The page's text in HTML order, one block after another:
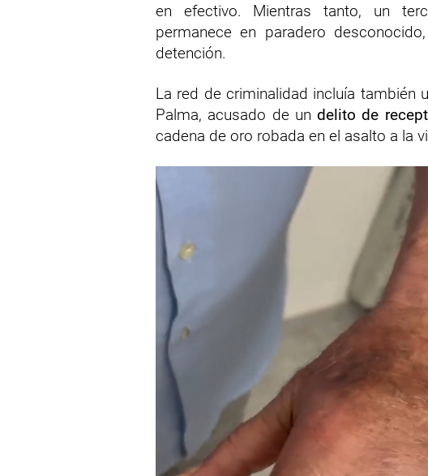
en efectivo. Mientras tanto, un
permanece en paradero
detención.
La red de criminalidad incluía también
Palma, acusado de undelito de
cadena de oro robada en el asalto a la